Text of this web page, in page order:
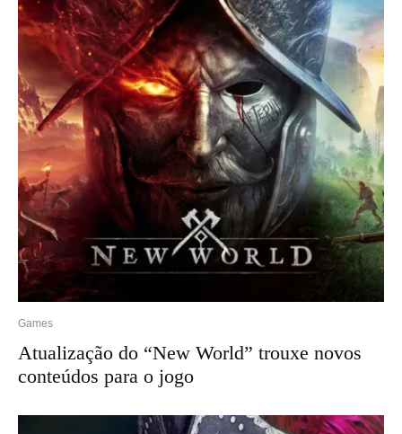
Games
Atualização do “New World” trouxe novos
conteúdos para o jogo